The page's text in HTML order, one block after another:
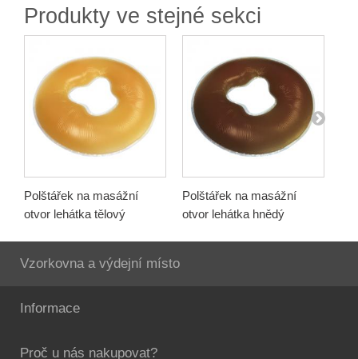
Produkty ve stejné sekci
Polštářek na masážní
otvor lehátka tělový
Polštářek na masážní
otvor lehátka hnědý
Vzorkovna a výdejní místo
Informace
Proč u nás nakupovat?